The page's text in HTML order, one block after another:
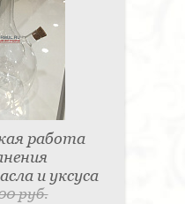
работа
и уксуса
руб.